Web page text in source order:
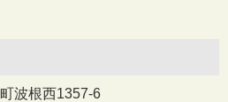
波根西1357-6